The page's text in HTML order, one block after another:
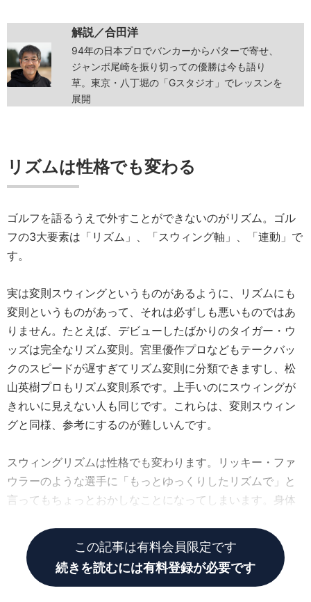
解説／合田洋
94年の日本プロでバンカーからパターで寄せ、
ジャンボ尾崎を振り切っての優勝は今も語り
草。東京・八丁堀の「Gスタジオ」でレッスンを
展開
リズムは性格でも変わる
ゴルフを語るうえで外すことができないのがリズム。ゴル
フの3大要素は「リズム」、「スウィング軸」、「連動」で
す。
実は変則スウィングというものがあるように、リズムにも
変則というものがあって、それは必ずしも悪いものではあ
りません。たとえば、デビューしたばかりのタイガー・ウ
ッズは完全なリズム変則。宮里優作プロなどもテークバッ
クのスピードが遅すぎてリズム変則に分類できますし、松
山英樹プロもリズム変則系です。上手いのにスウィングが
きれいに見えない人も同じです。これらは、変則スウィン
グと同様、参考にするのが難しいんです。
スウィングリズムは性格でも変わります。リッキー・ファ
ウラーのような選手に「もっとゆっくりしたリズムで」と
言ってもちょっとおかしなことになってしまいます。身体
この記事は有料会員限定です
続きを読むには有料登録が必要です